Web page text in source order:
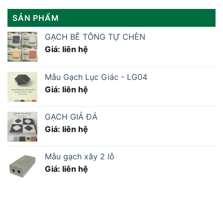
SẢN PHẨM
GẠCH BÊ TÔNG TỰ CHÈN
Giá: liên hệ
Mẫu Gạch Lục Giác - LG04
Giá: liên hệ
GẠCH GIẢ ĐÁ
Giá: liên hệ
Mẫu gạch xây 2 lỗ
Giá: liên hệ